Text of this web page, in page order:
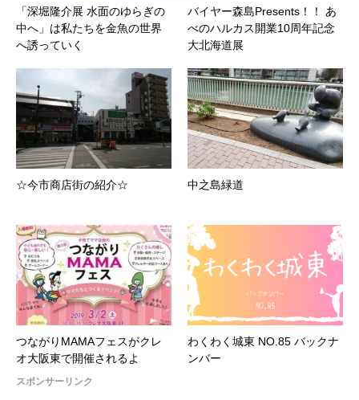
「深堀隆介展 水面のゆらぎの
中へ」は私たちを金魚の世界
へ誘っていく
バイヤー森島Presents！！ あ
べのハルカス開業10周年記念
大北海道展
☆今市商店街の紹介☆ 中之島緑道
つながりMAMAフェスがクレ
オ大阪東で開催されるよ
わくわく城東 NO.85 バックナ
ンバー
スポンサーリンク